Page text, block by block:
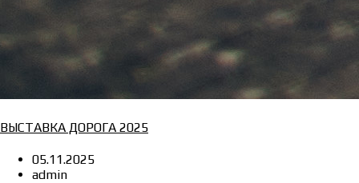
ВЫСТАВКА ДОРОГА 2025
05.11.2025
admin